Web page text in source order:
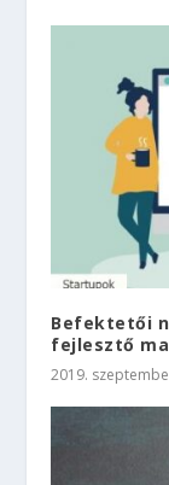
Befektetői
fejlesztő
2019.